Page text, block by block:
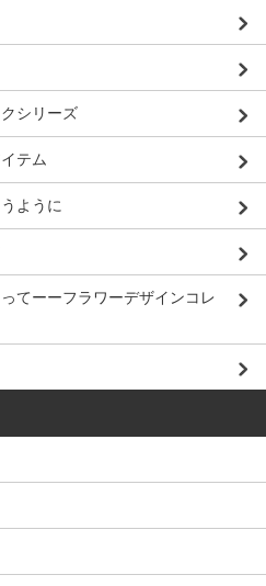
シリーズ
テム
ように
てーーフラワーデザインコレ